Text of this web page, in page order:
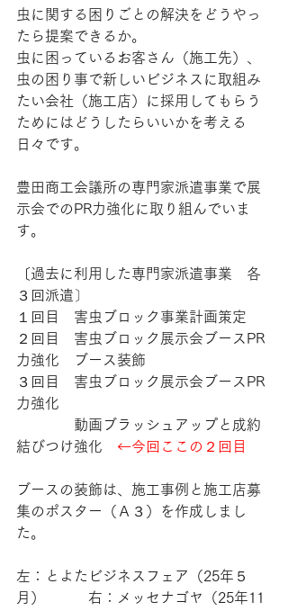
虫に関する困りごとの解決をどうやっ
たら提案できるか。
虫に困っているお客さん（施工先）、
虫の困り事で新しいビジネスに取組み
たい会社（施工店）に採用してもらう
ためにはどうしたらいいかを考える
日々です。
豊田商工会議所の専門家派遣事業で展
示会でのPR力強化に取り組んでいま
す。
〔過去に利用した専門家派遣事業　各
３回派遣〕
１回目　害虫ブロック事業計画策定
２回目　害虫ブロック展示会ブースPR
力強化　ブース装飾
３回目　害虫ブロック展示会ブースPR
力強化
動画ブラッシュアップと成約
結びつけ強化 ←今回ここの２回目
ブースの装飾は、施工事例と施工店募
集のポスター（Ａ３）を作成しまし
た。
左：とよたビジネスフェア（25年５
月）　　　右：メッセナゴヤ（25年11